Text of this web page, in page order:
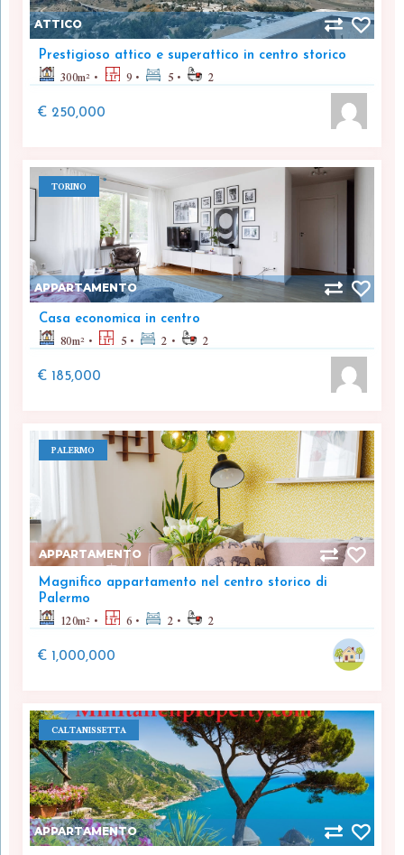
ATTICO
Prestigioso attico e superattico in centro storico
300m² 9 5 2
€ 250,000
TORINO
APPARTAMENTO
Casa economica in centro
80m² 5 2 2
€ 185,000
PALERMO
APPARTAMENTO
Magnifico appartamento nel centro storico di
Palermo
120m² 6 2 2
€ 1,000,000
CALTANISSETTA
APPARTAMENTO